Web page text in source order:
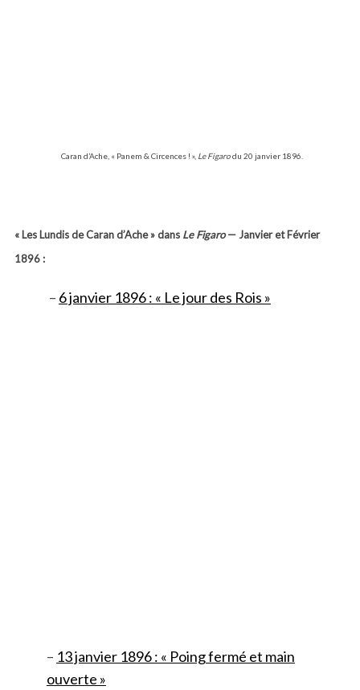
Caran d’Ache, « Panem & Circences ! », Le Figarodu 20 janvier 1896.
« Les Lundis de Caran d’Ache»dansLe Figaro— Janvier et Février
1896 :
– 6 janvier 1896 : « Le jour des Rois »
– 13 janvier 1896 : « Poing fermé et main
ouverte »